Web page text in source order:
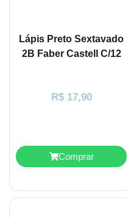
Lápis Preto Sextavado
2B Faber Castell C/12
R$17,90
Comprar